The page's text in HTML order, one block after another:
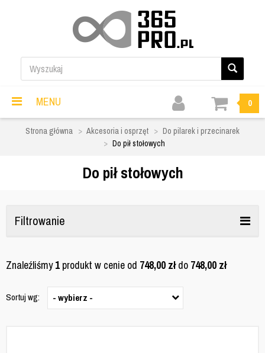
MENU 0
Strona główna Akcesoria i osprzęt
Do pilarek i przecinarek
Do pił stołowych
Do pił stołowych
Filtrowanie
Znaleźliśmy1 produkt w cenie od 748,00 złdo 748,00 zł
Sortuj wg: - wybierz -